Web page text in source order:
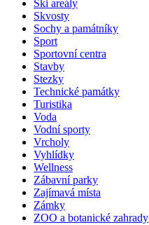
Ski areály
Skvosty
Sochy a památníky
Sport
Sportovní centra
Stavby
Stezky
Technické památky
Turistika
Voda
Vodní sporty
Vrcholy
Vyhlídky
Wellness
Zábavní parky
Zajímavá místa
Zámky
ZOO a botanické zahrady